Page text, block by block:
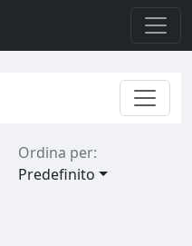
Ordina per:
Predefinito